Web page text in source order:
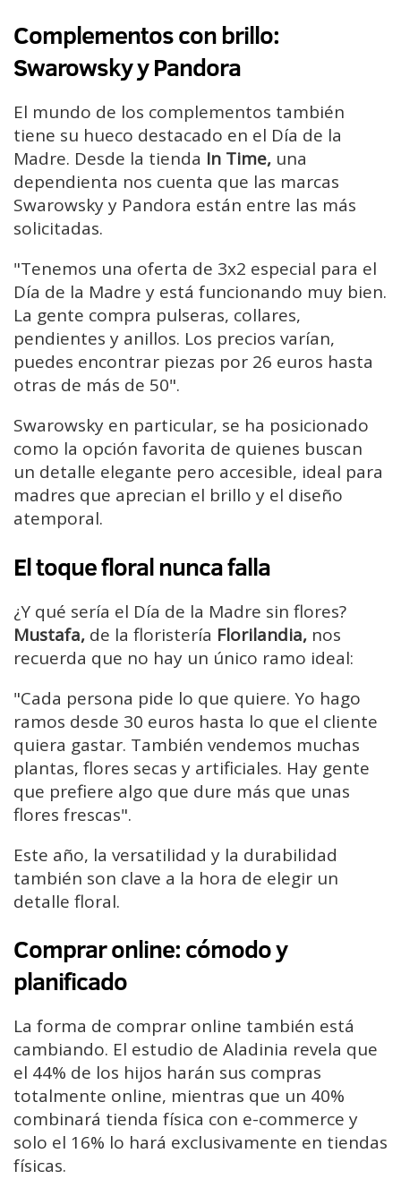
Complementos con brillo:
Swarowsky y Pandora
El mundo de los complementos también
tiene su hueco destacado en el Día de la
Madre. Desde la tienda In Time, una
dependienta nos cuenta que las marcas
Swarowsky y Pandora están entre las más
solicitadas.
"Tenemos una oferta de 3x2 especial para el
Día de la Madre y está funcionando muy bien.
La gente compra pulseras, collares,
pendientes y anillos. Los precios varían,
puedes encontrar piezas por 26 euros hasta
otras de más de 50".
Swarowsky en particular, se ha posicionado
como la opción favorita de quienes buscan
un detalle elegante pero accesible, ideal para
madres que aprecian el brillo y el diseño
atemporal.
El toque floral nunca falla
¿Y qué sería el Día de la Madre sin flores?
Mustafa, de la floristería Florilandia, nos
recuerda que no hay un único ramo ideal:
"Cada persona pide lo que quiere. Yo hago
ramos desde 30 euros hasta lo que el cliente
quiera gastar. También vendemos muchas
plantas, flores secas y artificiales. Hay gente
que prefiere algo que dure más que unas
flores frescas".
Este año, la versatilidad y la durabilidad
también son clave a la hora de elegir un
detalle floral.
Comprar online: cómodo y
planificado
La forma de comprar online también está
cambiando. El estudio de Aladinia revela que
el 44% de los hijos harán sus compras
totalmente online, mientras que un 40%
combinará tienda física con e-commerce y
solo el 16% lo hará exclusivamente en tiendas
físicas.